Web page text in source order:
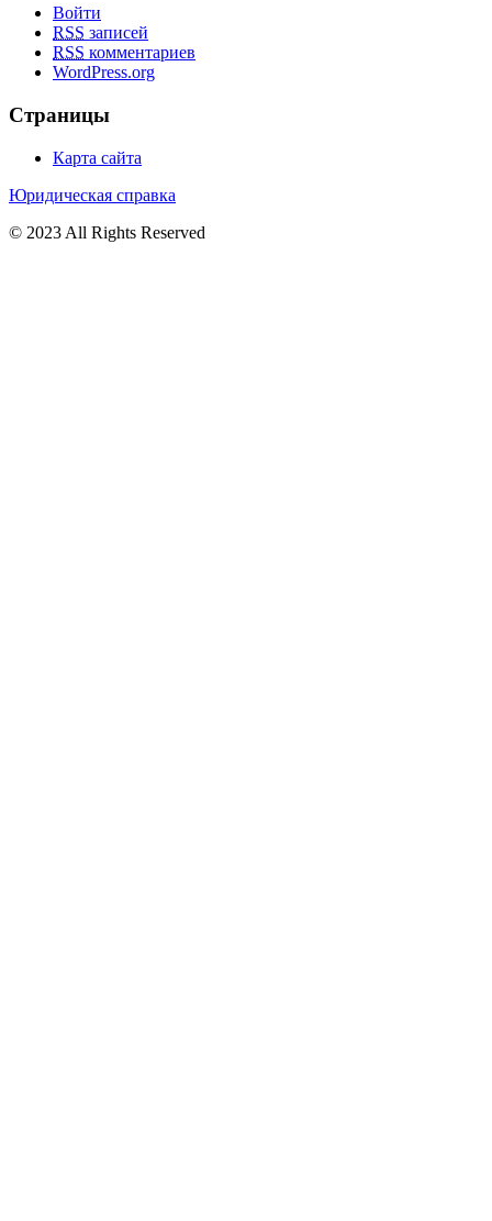
Войти
RSS записей
RSS комментариев
WordPress.org
Страницы
Карта сайта
Юридическая справка
© 2023 All Rights Reserved